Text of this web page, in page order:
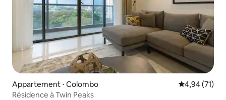
Appartement ⋅ Colombo Évaluation
4,94 (71)
Résidence à Twin Peaks